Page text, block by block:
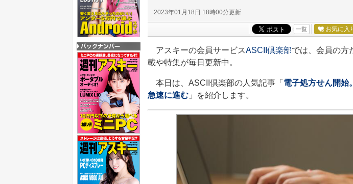
2023年01月18日 18時00分更新
一覧 お気に入
アスキーの会員サービスASCII倶楽部では、会員の方
載や特集が毎日更新中。
本日は、ASCII倶楽部の人気記事「 電子処方せん開始
急速に進む 」を紹介します。
バックナンバー